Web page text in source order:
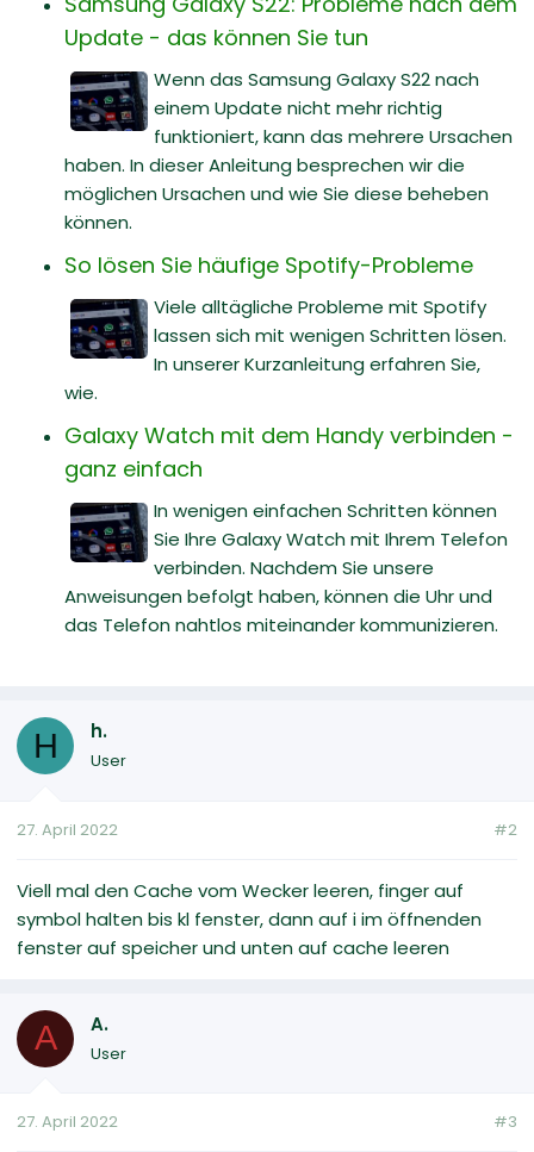
Update - das können Sie tun
Wenn das Samsung Galaxy S22 nach
einem Update nicht mehr richtig
funktioniert, kann das mehrere Ursachen
haben. In dieser Anleitung besprechen wir die
möglichen Ursachen und wie Sie diese beheben
können.
So lösen Sie häufige Spotify-Probleme
Viele alltägliche Probleme mit Spotify
lassen sich mit wenigen Schritten lösen.
In unserer Kurzanleitung erfahren Sie,
wie.
Galaxy Watch mit dem Handy verbinden -
ganz einfach
In wenigen einfachen Schritten können
Sie Ihre Galaxy Watch mit Ihrem Telefon
verbinden. Nachdem Sie unsere
Anweisungen befolgt haben, können die Uhr und
das Telefon nahtlos miteinander kommunizieren.
H h.
User
27. April 2022 #2
Viell mal den Cache vom Wecker leeren, finger auf
symbol halten bis kl fenster, dann auf i im öffnenden
fenster auf speicher und unten auf cache leeren
A A.
User
27. April 2022 #3